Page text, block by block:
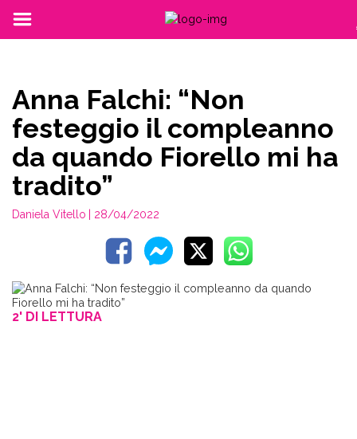
Anna Falchi: “Non
festeggio il compleanno
da quando Fiorello mi ha
tradito”
Daniela Vitello | 28/04/2022
2' DI LETTURA